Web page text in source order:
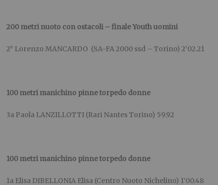
200 metri nuoto con ostacoli – finale Youth uomini
2° Lorenzo MANCARDO (SA-FA 2000 ssd – Torino) 2’02.21
100 metri manichino pinne torpedo donne
3a Paola LANZILLOTTI (Rari Nantes Torino) 59.92
100 metri manichino pinne torpedo donne
1a Elisa DIBELLONIA Elisa (Centro Nuoto Nichelino) 1’00.48